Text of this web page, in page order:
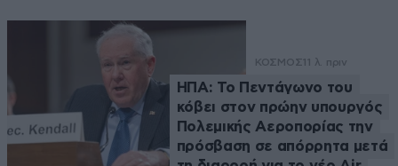
ΚΟΣΜΟΣ 11 λ. πριν
ΗΠΑ: Το Πεντάγωνο του
κόβει στον πρώην υπουργός
Πολεμικής Αεροπορίας την
πρόσβαση σε απόρρητα μετά